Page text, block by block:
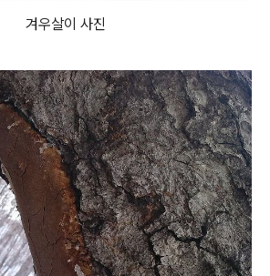
겨우살이 사진